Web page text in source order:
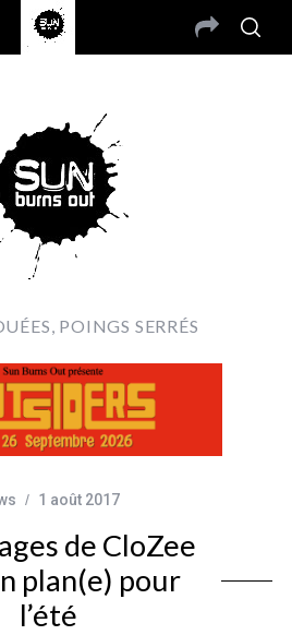
POINGS SERRÉS
1 août 2017
de CloZee
plan(e) pour
l’été